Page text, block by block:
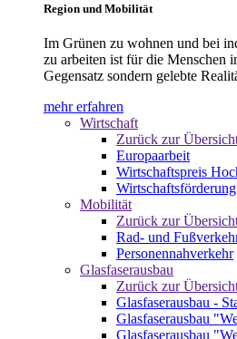
Region und Mobilität
Im Grünen zu wohnen und bei
zu arbeiten ist für die Menschen
Gegensatz sondern gelebte
mehr erfahren
Wirtschaft
Zurück zur
Europaarbeit
Wirtschaftspreis
Wirtschaftsförderung
Mobilität
Zurück zur
Rad- und
Personennahverkehr
Glasfaserausbau
Zurück zur
Glasfaserausbau -
Glasfaserausbau
Glasfaserausbau